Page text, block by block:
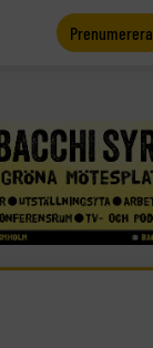
Prenumerera